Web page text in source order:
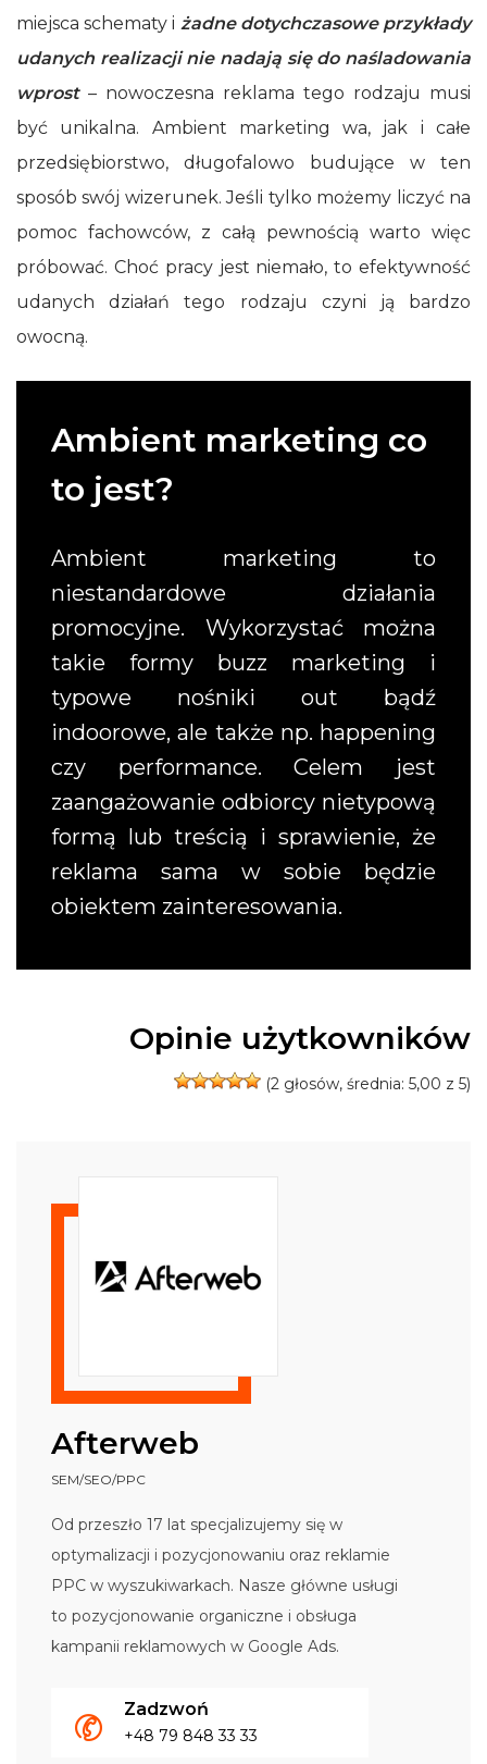
miejsca schematy i żadne dotychczasowe przykłady
udanych realizacji nie nadają się do naśladowania
wprost– nowoczesna reklama tego rodzaju musi
być unikalna. Ambient marketing wa, jak i całe
przedsiębiorstwo, długofalowo budujące w ten
sposób swój wizerunek. Jeśli tylko możemy liczyć na
pomoc fachowców, z całą pewnością warto więc
próbować. Choć pracy jest niemało, to efektywność
udanych działań tego rodzaju czyni ją bardzo
owocną.
Ambient marketing co
to jest?
Ambient marketing to
niestandardowe działania
promocyjne. Wykorzystać można
takie formy buzz marketing i
typowe nośniki out bądź
indoorowe, ale także np. happening
czy performance. Celem jest
zaangażowanie odbiorcy nietypową
formą lub treścią i sprawienie, że
reklama sama w sobie będzie
obiektem zainteresowania.
Opinie użytkowników
(2 głosów, średnia: 5,00 z 5)
Afterweb
SEM/SEO/PPC
Od przeszło 17 lat specjalizujemy się w
optymalizacji i pozycjonowaniu oraz reklamie
PPC w wyszukiwarkach. Nasze główne usługi
to pozycjonowanie organiczne i obsługa
kampanii reklamowych w Google Ads.
Zadzwoń
+48 79 848 33 33